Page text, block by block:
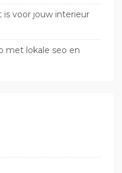
voor jouw interieur
met lokale seo en